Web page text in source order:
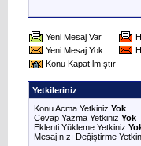
Yeni Mesaj Var
Yeni Mesaj Yok
Konu Kapatılmıştır
Yetkileriniz
Konu Acma Yetkiniz Yok
Cevap Yazma Yetkiniz Yok
Eklenti Yükleme Yetkiniz
Mesajınızı Değiştirme